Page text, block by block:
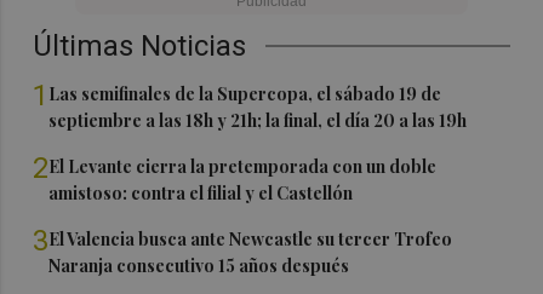
Últimas Noticias
1 Las semifinales de la Supercopa, el sábado 19 de
septiembre a las 18h y 21h; la final, el día 20 a las 19h
2El Levante cierra la pretemporada con un doble
amistoso: contra el filial y el Castellón
3El Valencia busca ante Newcastle su tercer Trofeo
Naranja consecutivo 15 años después